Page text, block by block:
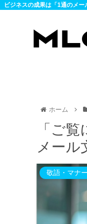
ビジネスの成果は「1通のメー
ホーム
「ご
メール
敬語・マナー